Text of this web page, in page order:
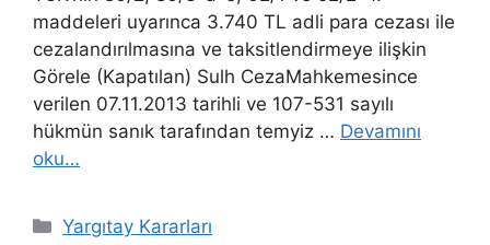
maddeleri uyarınca 3.740 TL adli para cezası ile
cezalandırılmasına ve taksitlendirmeye ilişkin
Görele (Kapatılan) Sulh CezaMahkemesince
verilen 07.11.2013 tarihli ve 107-531 sayılı
hükmün sanık tarafından temyiz … Devamını
oku…
Kategoriler
Yargıtay Kararları